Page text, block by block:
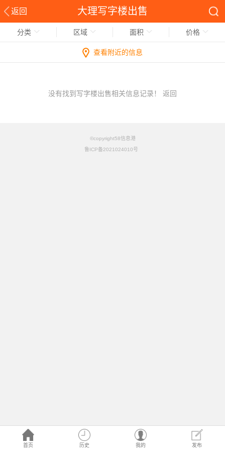
返回 大理写字楼出售
首页 历史 我的 发布
分类 区域 面积 价格
查看附近的信息
没有找到写字楼出售相关信息记录！ 返回
©copyright58信息港
鲁ICP备2021024010号